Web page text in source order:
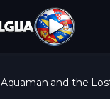
Aquaman and the